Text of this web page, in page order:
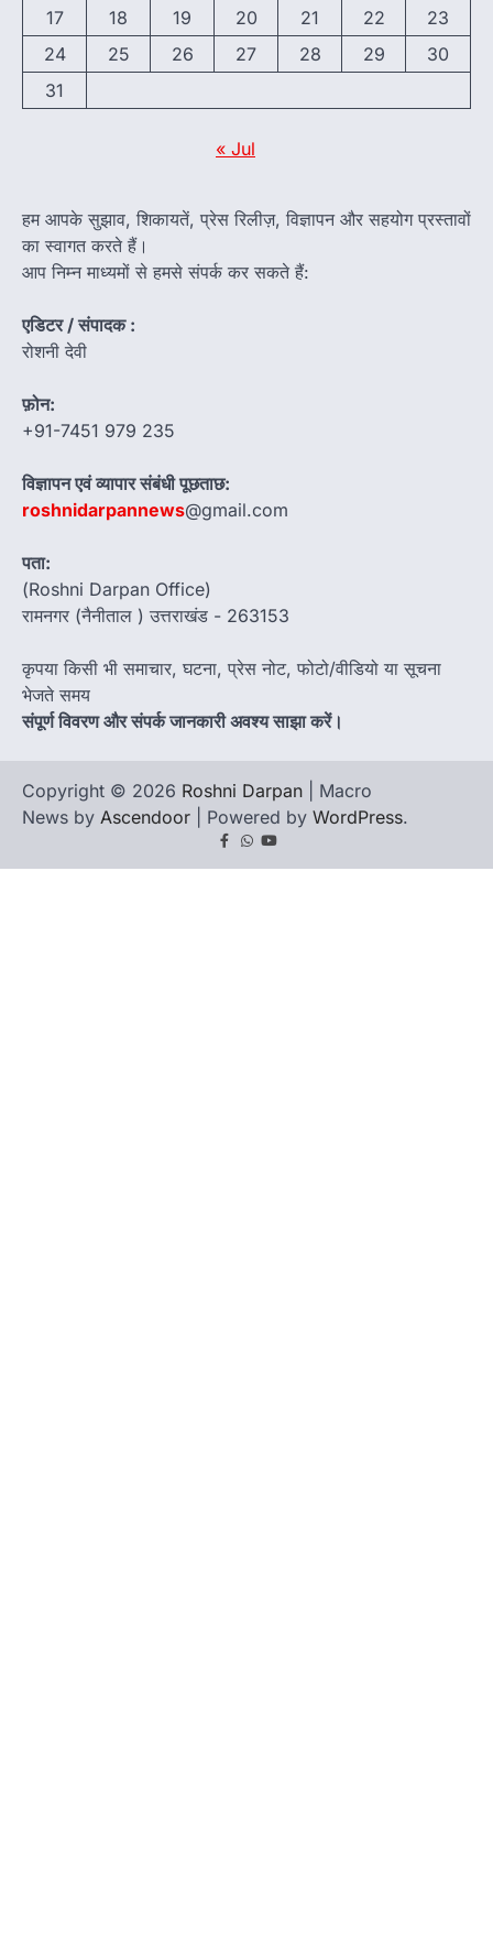
17 18 19 20 21 22
23
24
25 26 27 28 29
30
31
« Jul
हम आपके सुझाव, शिकायतें, प्रेस रिलीज़, विज्ञापन और सहयोग प्रस्तावों
का स्वागत करते हैं।
आप निम्न माध्यमों से हमसे संपर्क कर सकते हैं:
एडिटर / संपादक :
रोशनी देवी
फ़ोन:
+91-7451 979 235
विज्ञापन एवं व्यापार संबंधी पूछताछ:
roshnidarpannews@gmail.com
पता:
(Roshni Darpan Office)
रामनगर (नैनीताल ) उत्तराखंड - 263153
कृपया किसी भी समाचार, घटना, प्रेस नोट, फोटो/वीडियो या सूचना
भेजते समय
संपूर्ण विवरण और संपर्क जानकारी अवश्य साझा करें।
Copyright © 2026 Roshni Darpan | Macro
News by Ascendoor | Powered by WordPress.
Facebook
Whatsapp
youtube